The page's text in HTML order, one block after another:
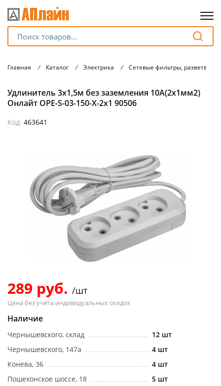
Главная / Каталог / Электрика / Сетевые фильтры,
Удлинитель 3х1,5м без заземления 10А(2х1мм2)
Онлайт OPE-S-03-150-X-2x1 90506
Код: 463641
289 руб. /шт
Цена без учёта индивидуальных скидок
Наличие
Чернышевского, склад
12 шт
Чернышевского, 147а
4 шт
Конева, 36
4 шт
Пошехонское шоссе, 18
5 шт
оплатуна части
Сегодня
%
Добавляйте товары
в корзину
Оплачивайте сегодня только
25% картой любого банка
выбранный способом
Оставшиеся75% будут
списыватьсяс вашей карты